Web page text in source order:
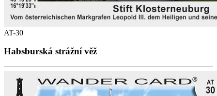
AT-30
Habsburská strážní věž